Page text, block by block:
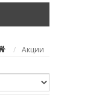
Акции